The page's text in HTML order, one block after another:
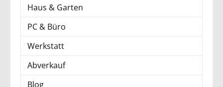
Haus & Garten
PC & Büro
Werkstatt
Abverkauf
Blog